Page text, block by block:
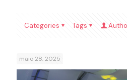
Categories Tags
maio 28, 2025